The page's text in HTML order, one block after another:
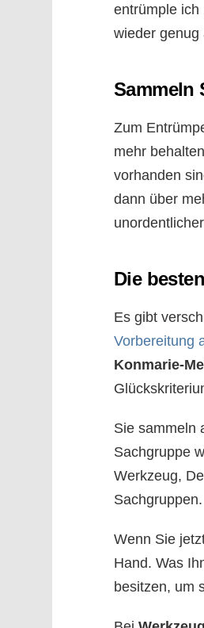
entrümple ich
wieder genug
Sammeln
Zum
mehr
vorhanden
dann über
Die
Es gibt
Vorbereitung
Konmarie-
Sie sammeln
Sachgruppe
Werkzeug,
Sachgruppen.
Wenn Sie
Hand. Was
besitzen, um